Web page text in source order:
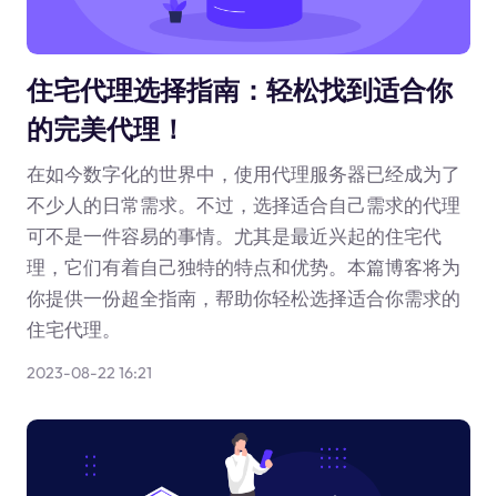
住宅代理选择指南：轻松找到适合你
的完美代理！
在如今数字化的世界中，使用代理服务器已经成为了
不少人的日常需求。不过，选择适合自己需求的代理
可不是一件容易的事情。尤其是最近兴起的住宅代
理，它们有着自己独特的特点和优势。本篇博客将为
你提供一份超全指南，帮助你轻松选择适合你需求的
住宅代理。
2023-08-22 16:21